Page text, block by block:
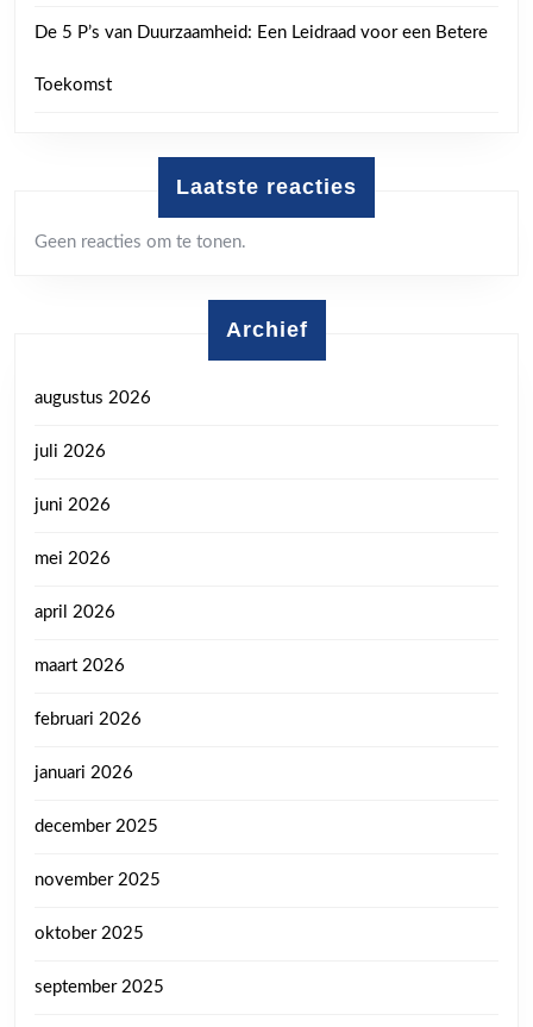
De 5 P’s van Duurzaamheid: Een Leidraad voor een Betere
Toekomst
Laatste reacties
Geen reacties om te tonen.
Archief
augustus 2026
juli 2026
juni 2026
mei 2026
april 2026
maart 2026
februari 2026
januari 2026
december 2025
november 2025
oktober 2025
september 2025